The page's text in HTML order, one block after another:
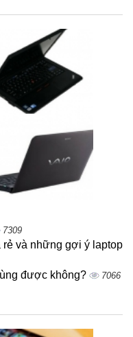
7309
rẻ và những gợi ý laptop
được không? 7066